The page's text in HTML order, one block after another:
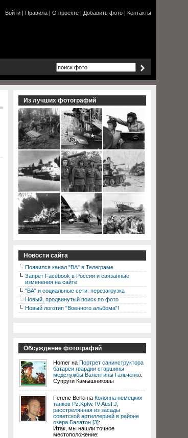
Войти | Правила | О проекте | Добавить фото | Контакты
Из лучших фотографий
Новости сайта
Появился канал "ВА" в Телеграме
Запрет Facebook в России и связанные
изменения на сайте
"ВА" и социальные сети: перезагрузка
Новый, продвинутый поиск по фото
Новый логотип "Военного альбома"!
Обсуждение фотографий
Homer на Портрет санинструктора
батареи гвардии старшины
медслужбы Валентины Гальченко:
Супруги Камышниковы
Ferenc Berki на Колонна немецких
танков Pz.Kpfw. IV Ausf.J,
расстрелянная из засады
советской артиллерией в районе
озера Балатон [3]:
Итак, мы нашли точное
местоположение: